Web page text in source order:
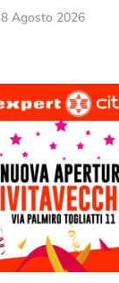
8 Agosto 2026